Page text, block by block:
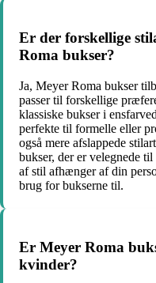
Er der forskellige
Roma bukser?
Ja, Meyer Roma bukser
passer til forskellige
klassiske bukser i
perfekte til formelle eller
også mere afslappede
bukser, der er velegnede
af stil afhænger af din
brug for bukserne til.
Er Meyer Roma
kvinder?